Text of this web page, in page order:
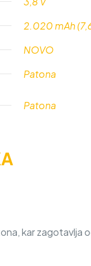
2.020 mAh
NOVO
Patona
Patona
kar zagotavlja